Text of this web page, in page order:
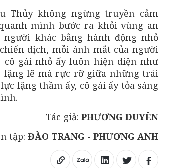
Thủy không ngừng truyền cảm
mình bước ra khỏi vùng an
khác bằng hành động nhỏ
dịch, mỗi ánh mắt của người
cô gái nhỏ ấy luôn hiện diện như
lặng lẽ mà rực rỡ giữa những trái
lặng thầm ấy, cô gái ấy tỏa sáng
Tác giả: PHƯƠNG DUYÊN
tập: ĐÀO TRANG - PHƯƠNG ANH